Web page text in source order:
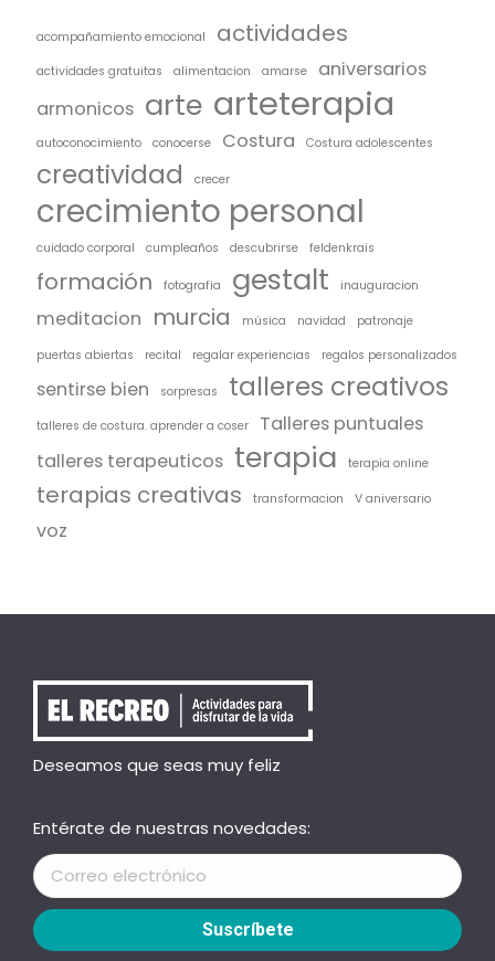
acompañamiento emocional actividades
actividades gratuitas alimentacion amarse
aniversarios
armonicos arte arteterapia
autoconocimiento conocerse Costura Costura adolescentes
creatividad crecer
crecimiento personal
cuidado corporal cumpleaños descubrirse feldenkrais
formación fotografia gestalt inauguracion
meditacion murcia música navidad patronaje
puertas abiertas recital regalar experiencias regalos personalizados
sentirse bien sorpresas talleres creativos
talleres de costura. aprender a coser
Talleres puntuales
talleres terapeuticos terapia terapia online
terapias creativas transformacion V aniversario
voz
Deseamos que seas muy feliz
Entérate de nuestras novedades: